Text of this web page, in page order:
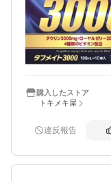
購入したストア
トキメキ屋
違反報告